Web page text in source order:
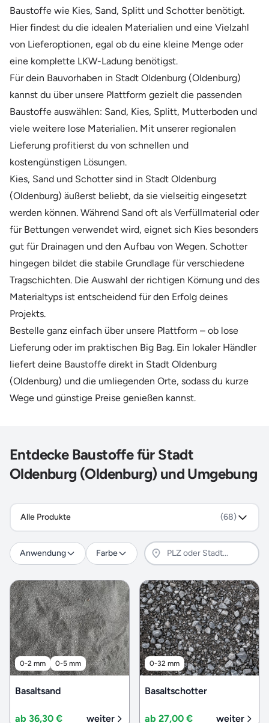
Baustoffe wie Kies, Sand, Splitt und Schotter benötigt.
Hier findest du die idealen Materialien und eine Vielzahl
von Lieferoptionen, egal ob du eine kleine Menge oder
eine komplette LKW-Ladung benötigst.
Für dein Bauvorhaben in Stadt Oldenburg (Oldenburg)
kannst du über unsere Plattform gezielt die passenden
Baustoffe auswählen: Sand, Kies, Splitt, Mutterboden und
viele weitere lose Materialien. Mit unserer regionalen
Lieferung profitierst du von schnellen und
kostengünstigen Lösungen.
Kies, Sand und Schotter sind in Stadt Oldenburg
(Oldenburg) äußerst beliebt, da sie vielseitig eingesetzt
werden können. Während Sand oft als Verfüllmaterial oder
für Bettungen verwendet wird, eignet sich Kies besonders
gut für Drainagen und den Aufbau von Wegen. Schotter
hingegen bildet die stabile Grundlage für verschiedene
Tragschichten. Die Auswahl der richtigen Körnung und des
Materialtyps ist entscheidend für den Erfolg deines
Projekts.
Bestelle ganz einfach über unsere Plattform – ob lose
Lieferung oder im praktischen Big Bag. Ein lokaler Händler
liefert deine Baustoffe direkt in Stadt Oldenburg
(Oldenburg) und die umliegenden Orte, sodass du kurze
Wege und günstige Preise genießen kannst.
Entdecke Baustoffe für Stadt
Oldenburg (Oldenburg) und Umgebung
Alle Produkte (68)
Anwendung Farbe
0-2 mm 0-5 mm
Basaltsand
ab 36,30 € weiter
0-32 mm
Basaltschotter
ab 27,00 € weiter